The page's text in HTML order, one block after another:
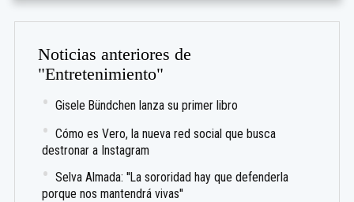
Noticias anteriores de
"Entretenimiento"
Gisele Bündchen lanza su primer libro
Cómo es Vero, la nueva red social que busca
destronar a Instagram
Selva Almada: ''La sororidad hay que defenderla
porque nos mantendrá vivas''